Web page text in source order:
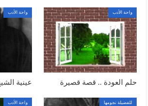
واحة الأدب
حلم العودة .. قصة قصيرة
واحة الأدب
عينية
للفضيلة نجومها واحة الأدب